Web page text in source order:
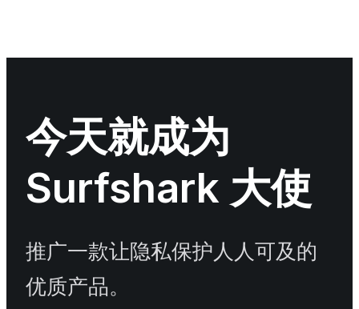
今天就成为
Surfshark 大使
推广一款让隐私保护人人可及的
优质产品。